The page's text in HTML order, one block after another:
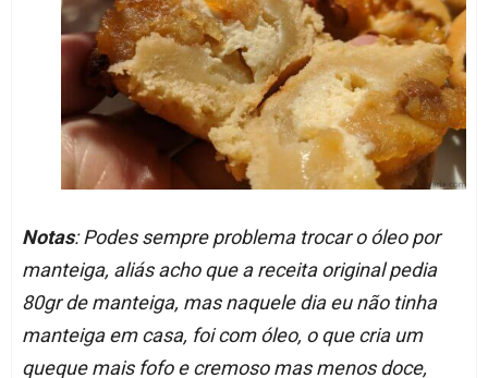
Notas: Podes sempre problema trocar o óleo por
manteiga, aliás acho que a receita original pedia
80gr de manteiga, mas naquele dia eu não tinha
manteiga em casa, foi com óleo, o que cria um
queque mais fofo e cremoso mas menos doce,